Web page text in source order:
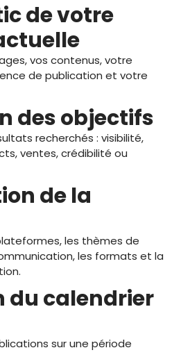
de votre
vos contenus, votre
de publication et votre
des objectifs
recherchés : visibilité,
ventes, crédibilité ou
de la
les thèmes de
les formats et la
du calendrier
sur une période